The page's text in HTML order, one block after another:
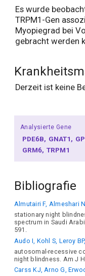
Es wurde
TRPM1-Gen
Myopiegrad bei
gebracht werden
Derzeit ist keine
Analysierte Gene
PDE6B GNAT1
GRM6 TRPM1
Bibliografie
Almutairi F, Almeshari
stationary night
spectrum in Saudi
591.
Audo I, Kohl S, Leroy
autosomal-recessive
night blindness. Am J
Carss KJ, Arno G,